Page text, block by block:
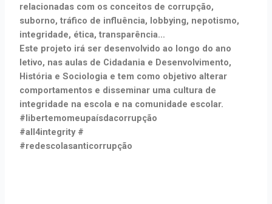
relacionadas com os conceitos de corrupção,
suborno, tráfico de influência, lobbying, nepotismo,
integridade, ética, transparência…
Este projeto irá ser desenvolvido ao longo do ano
letivo, nas aulas de Cidadania e Desenvolvimento,
História e Sociologia e tem como objetivo alterar
comportamentos e disseminar uma cultura de
integridade na escola e na comunidade escolar.
#libertemomeupaísdacorrupção
#all4integrity #
#redescolasanticorrupção